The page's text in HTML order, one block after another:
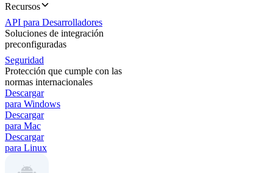
Recursos
API para Desarrolladores
Soluciones de integración
preconfiguradas
Seguridad
Protección que cumple con las
normas internacionales
Descargar
para Windows
Descargar
para Mac
Descargar
para Linux